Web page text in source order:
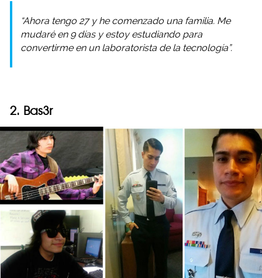
“Ahora tengo 27 y he comenzado una familia. Me
mudaré en 9 días y estoy estudiando para
convertirme en un laboratorista de la tecnología”.
2. Bas3r